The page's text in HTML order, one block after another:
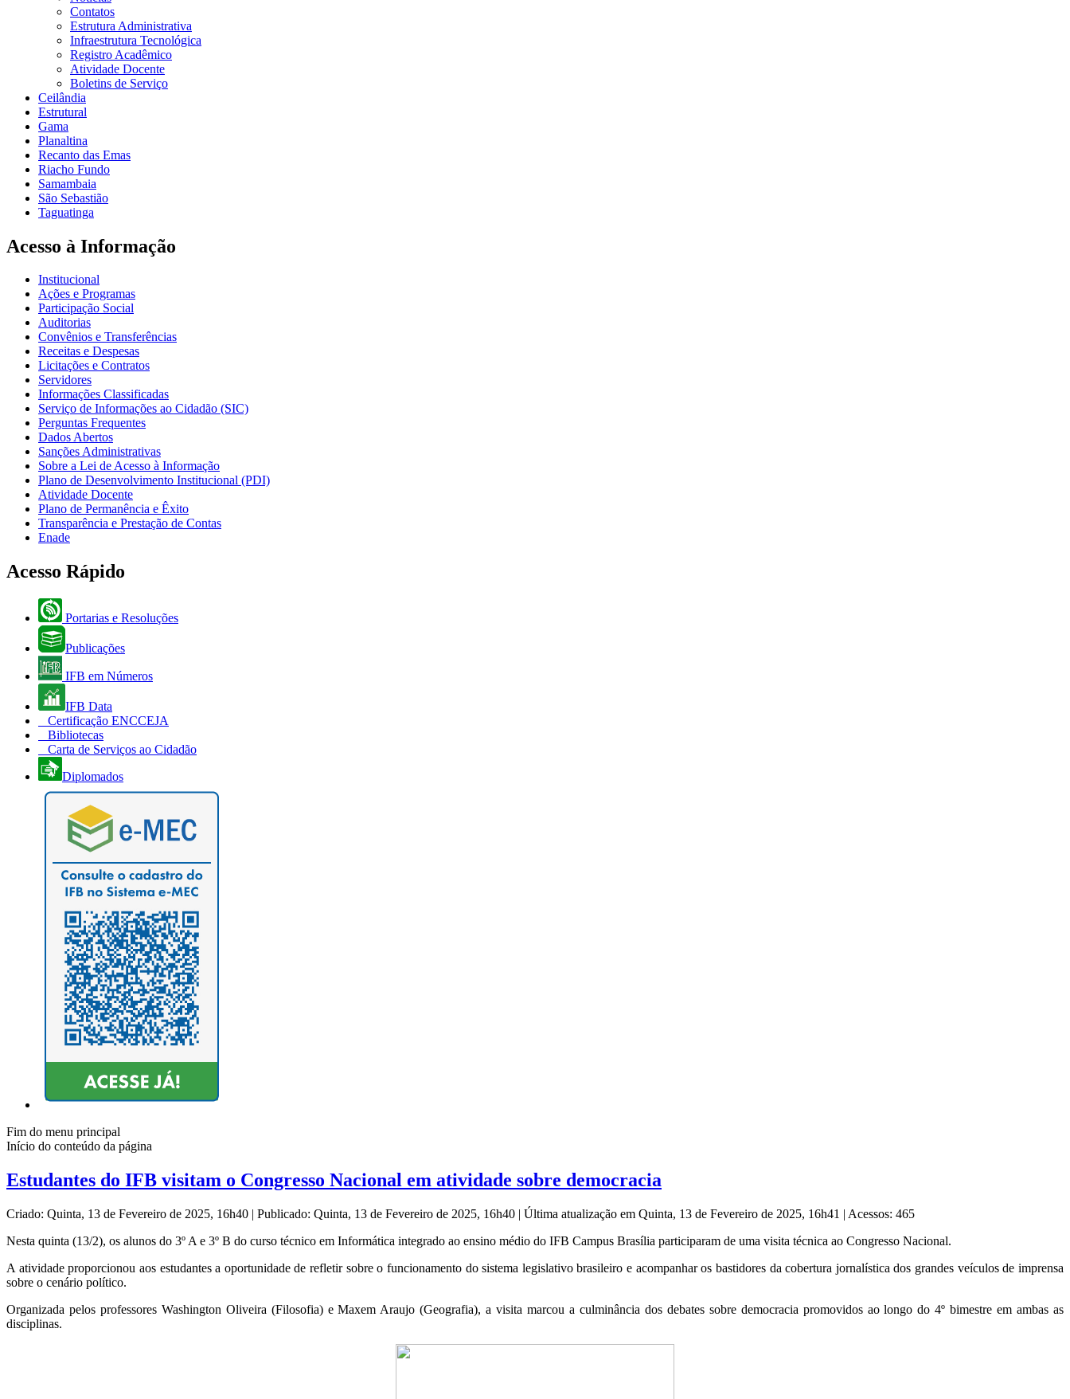
Contatos
Estrutura Administrativa
Infraestrutura Tecnológica
Registro Acadêmico
Atividade Docente
Boletins de Serviço
Ceilândia
Estrutural
Gama
Planaltina
Recanto das Emas
Riacho Fundo
Samambaia
São Sebastião
Taguatinga
Acesso à Informação
Institucional
Ações e Programas
Participação Social
Auditorias
Convênios e Transferências
Receitas e Despesas
Licitações e Contratos
Servidores
Informações Classificadas
Serviço de Informações ao Cidadão (SIC)
Perguntas Frequentes
Dados Abertos
Sanções Administrativas
Sobre a Lei de Acesso à Informação
Plano de Desenvolvimento Institucional (PDI)
Atividade Docente
Plano de Permanência e Êxito
Transparência e Prestação de Contas
Enade
Acesso Rápido
Portarias e Resoluções
Publicações
IFB em Números
IFB Data
Certificação ENCCEJA
Bibliotecas
Carta de Serviços ao Cidadão
Diplomados
Fim do menu principal
Início do conteúdo da página
Estudantes do IFB visitam o Congresso Nacional em atividade sobre democracia
Criado: Quinta, 13 de Fevereiro de 2025, 16h40 | Publicado: Quinta, 13 de Fevereiro de 2025, 16h40 | Última atualização em Quinta, 13 de Fevereiro de 2025, 16h41 | Acessos: 465
Nesta quinta (13/2), os alunos do 3º A e 3º B do curso técnico em Informática integrado ao ensino médio do IFB Campus Brasília participaram de uma visita técnica ao Congresso Nacional.
A atividade proporcionou aos estudantes a oportunidade de refletir sobre o funcionamento do sistema legislativo brasileiro e acompanhar os bastidores da cobertura jornalística dos grandes veículos de imprensa
sobre o cenário político.
Organizada pelos professores Washington Oliveira (Filosofia) e Maxem Araujo (Geografia), a visita marcou a culminância dos debates sobre democracia promovidos ao longo do 4º bimestre em ambas as
disciplinas.